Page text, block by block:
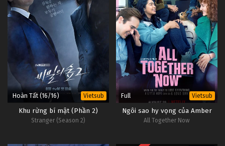
Hoàn Tất (16/16) Vietsub
Khu rừng bí mật (Phần 2)
Stranger (Season 2)
Full Vietsub
Ngôi sao hy vọng của Amber
All Together Now